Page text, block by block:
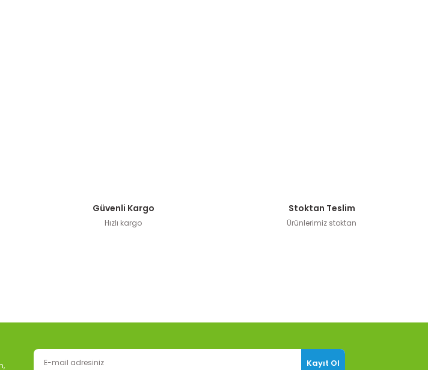
Güvenli Kargo
Hızlı kargo
Stoktan Teslim
Ürünlerimiz stoktan
Kayıt Ol